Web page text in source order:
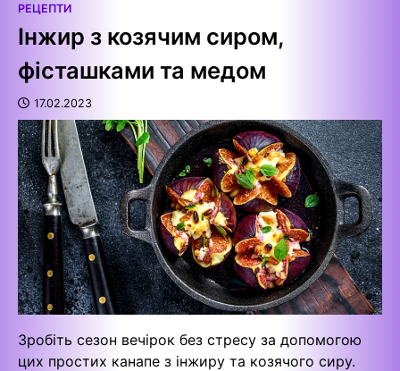
РЕЦЕПТИ
Інжир з козячим сиром,
фісташками та медом
17.02.2023
Зробіть сезон вечірок без стресу за допомогою
цих простих канапе з інжиру та козячого сиру.